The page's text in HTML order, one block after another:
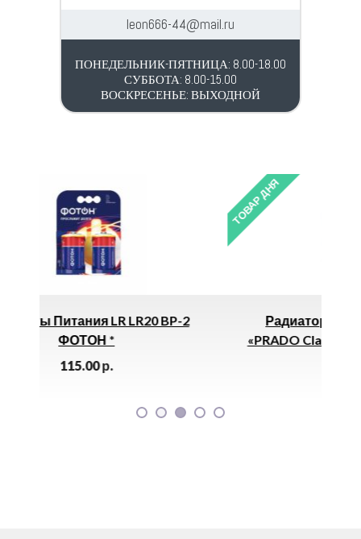
leon666-44@mail.ru
ПОНЕДЕЛЬНИК-ПЯТНИЦА: 8.00-18.00
СУББОТА: 8.00-15.00
ВОСКРЕСЕНЬЕ: ВЫХОДНОЙ
ТОВАР ДНЯ
Радиатор Стальной Панельный
«PRADO Classik» (22х500х900) 1734Вт *